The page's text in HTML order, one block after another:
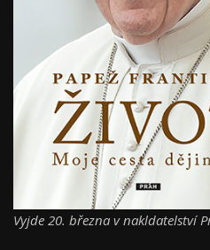
Vyjde 20. března v nakldatelství